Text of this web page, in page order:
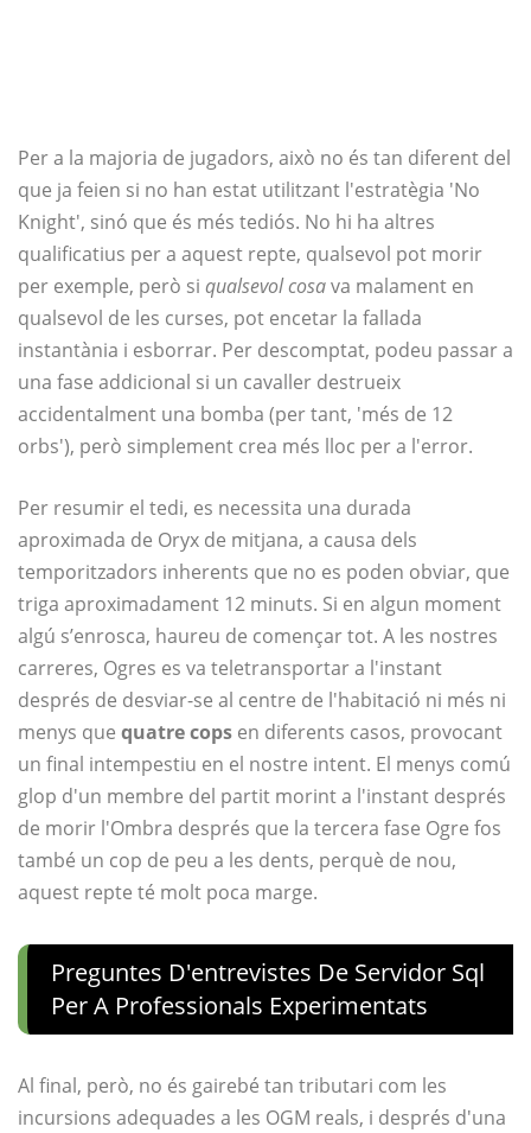
Per a la majoria de jugadors, això no és tan diferent del
que ja feien si no han estat utilitzant l'estratègia 'No
Knight', sinó que és més tediós. No hi ha altres
qualificatius per a aquest repte, qualsevol pot morir
per exemple, però si qualsevol cosava malament en
qualsevol de les curses, pot encetar la fallada
instantània i esborrar. Per descomptat, podeu passar a
una fase addicional si un cavaller destrueix
accidentalment una bomba (per tant, 'més de 12
orbs'), però simplement crea més lloc per a l'error.
Per resumir el tedi, es necessita una durada
aproximada de Oryx de mitjana, a causa dels
temporitzadors inherents que no es poden obviar, que
triga aproximadament 12 minuts. Si en algun moment
algú s’enrosca, haureu de començar tot. A les nostres
carreres, Ogres es va teletransportar a l'instant
després de desviar-se al centre de l'habitació ni més ni
menys que quatre cops en diferents casos, provocant
un final intempestiu en el nostre intent. El menys comú
glop d'un membre del partit morint a l'instant després
de morir l'Ombra després que la tercera fase Ogre fos
també un cop de peu a les dents, perquè de nou,
aquest repte té molt poca marge.
Preguntes D'entrevistes De Servidor Sql
Per A Professionals Experimentats
Al final, però, no és gairebé tan tributari com les
incursions adequades a les OGM reals, i després d'una